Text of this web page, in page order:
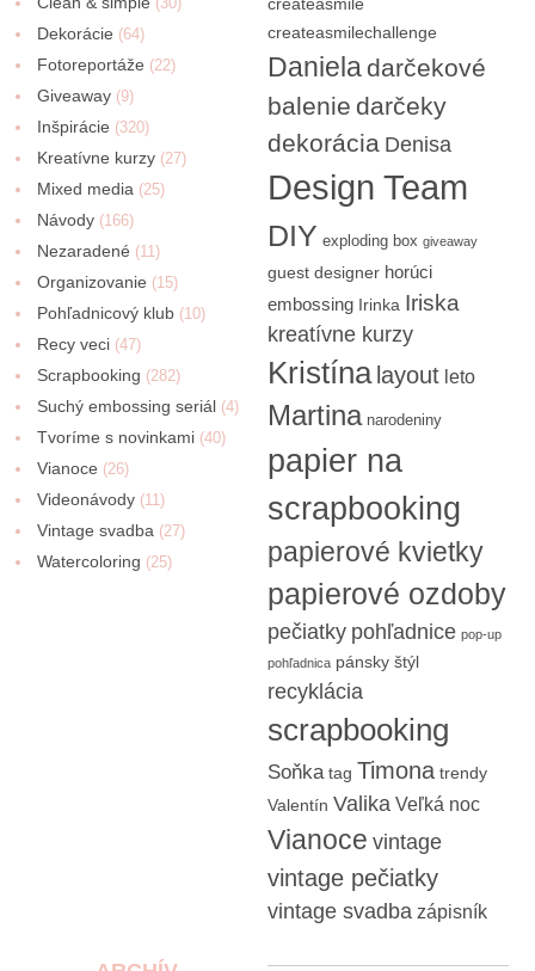
Dekorácie (64)
Fotoreportáže (22)
Giveaway (9)
Inšpirácie (320)
Kreatívne kurzy (27)
Mixed media (25)
Návody (166)
Nezaradené (11)
Organizovanie (15)
Pohľadnicový klub (10)
Recy veci (47)
Scrapbooking (282)
Suchý embossing seriál (4)
Tvoríme s novinkami (40)
Vianoce (26)
Videonávody (11)
Vintage svadba (27)
Watercoloring (25)
createasmilechallenge
Daniela darčekové
balenie darčeky
dekorácia Denisa
Design Team
DIY exploding box giveaway
guest designer horúci
embossing Irinka Iriska
kreatívne kurzy
Kristína layout leto
Martina narodeniny
papier na
scrapbooking
papierové kvietky
papierové ozdoby
pečiatky pohľadnice pop-up
pohľadnica pánsky štýl
recyklácia
scrapbooking
Soňka tag Timona trendy
Valentín Valika Veľká noc
Vianoce vintage
vintage pečiatky
vintage svadba zápisník